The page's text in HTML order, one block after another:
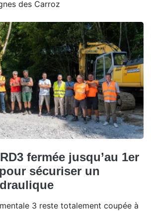
des Carroz
fermée jusqu’au 1er
sécuriser un
3 reste totalement coupée à